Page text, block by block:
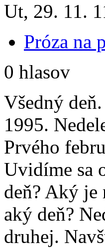
Ut, 29. 11.
Próza na
0 hlasov
Všedný
1995.
Prvého
Uvidíme sa
deň? Aký je
aký deň?
druhej.